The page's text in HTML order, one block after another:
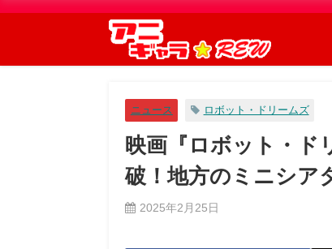
ニュース ロボット・ドリームズ
映画『ロボット・ド
破！地方のミニシア
2025年2月25日